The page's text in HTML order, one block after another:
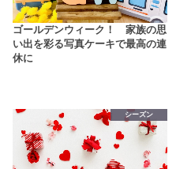
ゴールデンウィーク！ 家族の思
い出を彩る写真ケーキで最高の連
休に
シーズン